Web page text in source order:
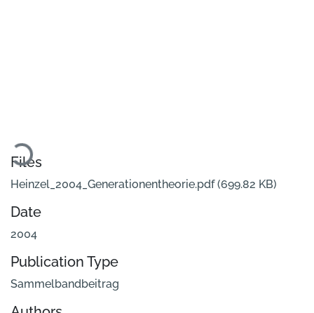
Loading...
Files
Heinzel_2004_Generationentheorie.pdf(699.82 KB)
Date
2004
Publication Type
Sammelbandbeitrag